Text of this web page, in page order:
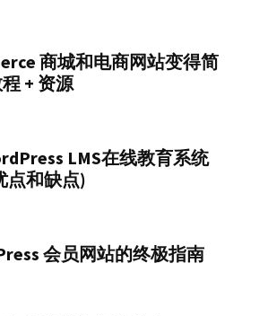
商城和电商网站变得简
+ 资源
LMS在线教育系统
点和缺点)
会员网站的终极指南